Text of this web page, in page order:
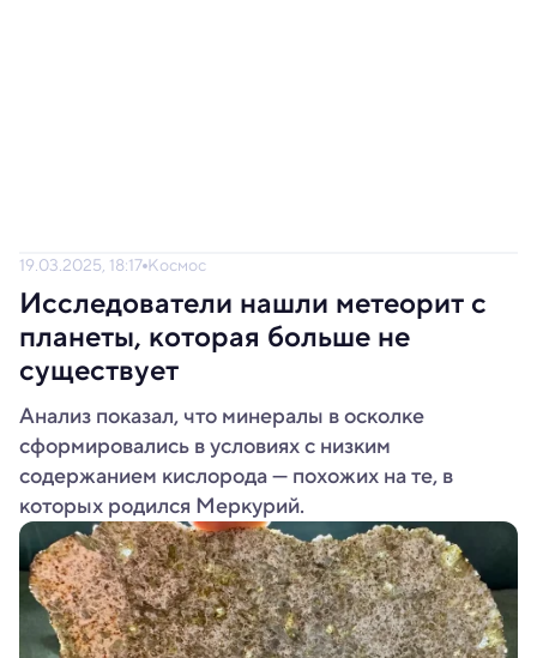
19.03.2025, 18:17 Космос
Исследователи нашли метеорит с
планеты, которая больше не
существует
Анализ показал, что минералы в осколке
сформировались в условиях с низким
содержанием кислорода — похожих на те, в
которых родился Меркурий.